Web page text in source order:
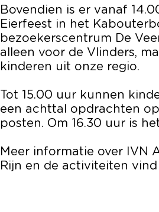
Bovendien is er vanaf
Eierfeest in het
bezoekerscentrum De
alleen voor de Vlinders,
kinderen uit onze regio.
Tot 15.00 uur kunnen
een achttal opdrachten
posten. Om 16.30 uur is
Meer informatie over IVN
Rijn en de activiteiten vind